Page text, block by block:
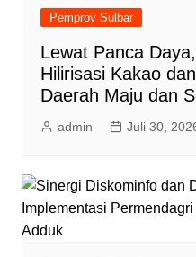
Pemprov Sulbar
Lewat Panca
Hilirisasi Kakao
Daerah Maju dan
admin Juli 30,